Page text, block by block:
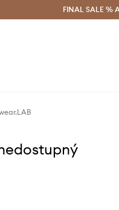
a vrácení zdarma (od 1800 Kč)
FINAL SALE %